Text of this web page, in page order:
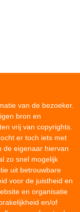
van de bezoeker.
bron en
vrij van copyrights.
er toch iets met
de eigenaar hiervan
zo snel mogelijk
uit betrouwbare
voor de juistheid en
en organisatie
en/of